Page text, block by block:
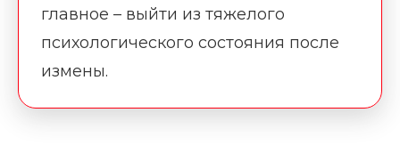
главное – выйти из тяжелого
психологического состояния после
измены.